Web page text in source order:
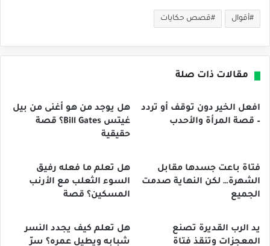
أقوال قصص حكايات
مقالات ذات صلة
افعل الخير دون توقف أو تردد
– قصة المرأة والأحدب
هل يوجد من هو أغنى من بيل
غيتس Bill Gates؟ قصة
حقيقية
فتاة باعت جسدها مقابل
الشهرة… لكن النهاية صدمت
الجميع
هل تعلم ما فعله رفيق
السوء الثعلب مع الأرنب
المسكين؟ قصة
يد الرب القديرة تصنع
المعجزات وتنقذ فتاة
هل تعلم كيف يجدد النسر
شبابه ويطيل عمره؟ سرّ